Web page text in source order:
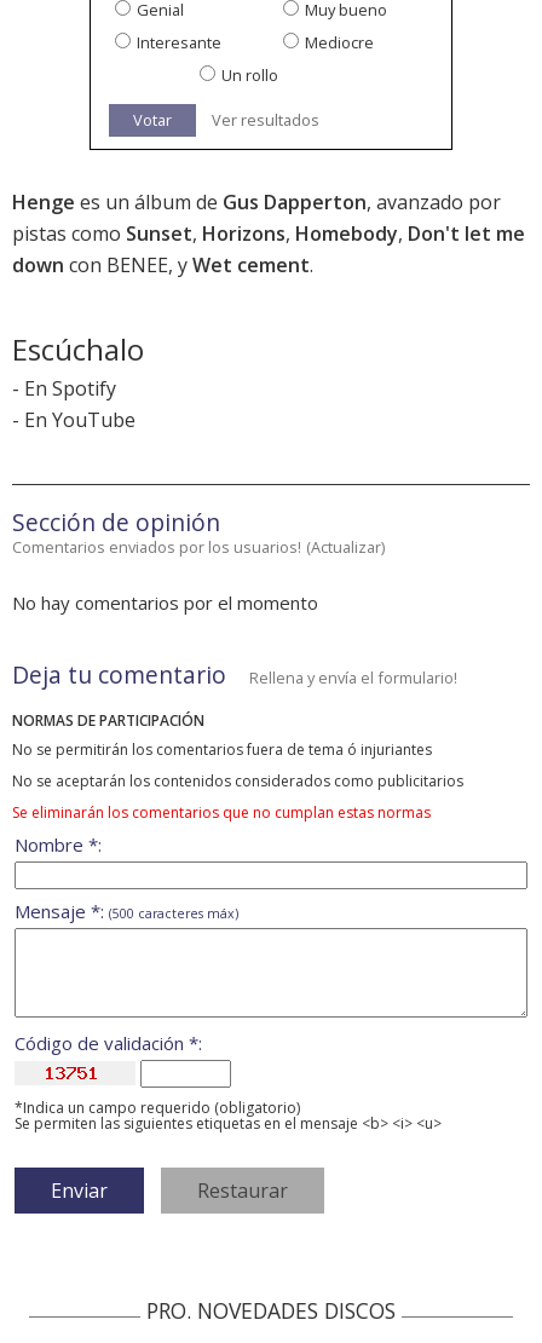
Genial
Muy bueno
Interesante
Mediocre
Un rollo
Votar Ver resultados
Henge es un álbum de Gus Dapperton, avanzado por
pistas como Sunset, Horizons, Homebody, Don't let me
down con BENEE, yWet cement.
Escúchalo
- En Spotify
- En YouTube
Sección de opinión
Comentarios enviados por los usuarios! (Actualizar)
No hay comentarios por el momento
Deja tu comentario Rellena y envía el formulario!
NORMAS DE PARTICIPACIÓN
No se permitirán los comentarios fuera de tema ó injuriantes
No se aceptarán los contenidos considerados como publicitarios
Se eliminarán los comentarios que no cumplan estas normas
Nombre *:
Mensaje *: (500 caracteres máx)
Código de validación *:
*Indica un campo requerido (obligatorio)
Se permiten las siguientes etiquetas en el mensaje <b> <i> <u>
PRO. NOVEDADES DISCOS